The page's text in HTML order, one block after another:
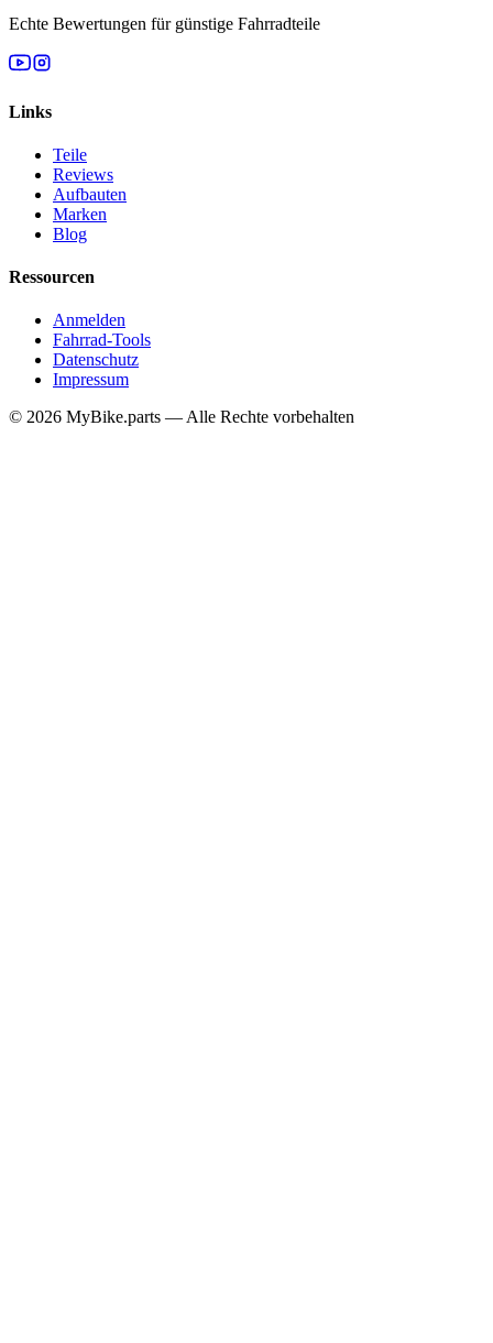
Echte Bewertungen für günstige Fahrradteile
Links
Teile
Reviews
Aufbauten
Marken
Blog
Ressourcen
Anmelden
Fahrrad-Tools
Datenschutz
Impressum
© 2026 MyBike.parts — Alle Rechte vorbehalten